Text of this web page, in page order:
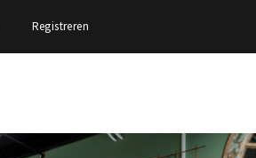
Registreren